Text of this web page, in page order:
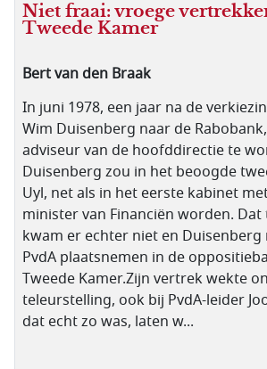
Niet fraai: vroege
Tweede Kamer
Bert van den Braak
In juni 1978, een jaar na de
Wim Duisenberg naar de
adviseur van de hoofddirectie te
Duisenberg zou in het beoogde
Uyl, net als in het eerste kabinet
minister van Financiën worden.
kwam er echter niet en
PvdA plaatsnemen in de
Tweede Kamer.Zijn vertrek wekte
teleurstelling, ook bij PvdA-leider
dat echt zo was, laten w...